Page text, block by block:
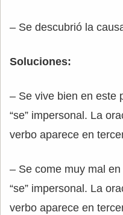
– Se descubrió la
Soluciones:
– Se vive bien en este
“se” impersonal. La
verbo aparece en
– Se come muy mal
“se” impersonal. La
verbo aparece en